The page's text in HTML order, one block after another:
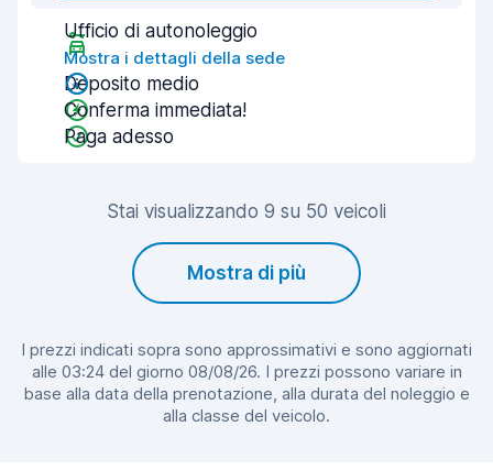
Ufficio di autonoleggio
Mostra i dettagli della sede
Deposito medio
Conferma immediata!
Paga adesso
Stai visualizzando 9 su 50 veicoli
Mostra di più
I prezzi indicati sopra sono approssimativi e sono aggiornati
alle 03:24 del giorno 08/08/26. I prezzi possono variare in
base alla data della prenotazione, alla durata del noleggio e
alla classe del veicolo.